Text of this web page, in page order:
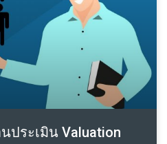
ประเมิน Valuation